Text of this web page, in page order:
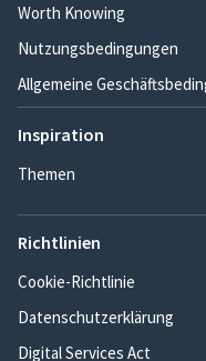
Worth Knowing
Nutzungsbedingungen
Allgemeine
Inspiration
Themen
Richtlinien
Cookie-Richtlinie
Datenschutzerklärung
Digital Services Act